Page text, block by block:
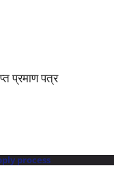
प्रमाण पत्र
process